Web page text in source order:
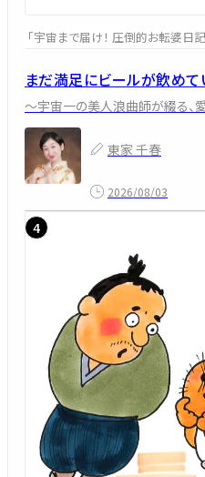
「宇宙まで届け！ 圧倒的お転婆日
まだ満足にビールが飲めて
～宇宙一の美人浪曲師が綴る、
東家 千春
2026/08/03